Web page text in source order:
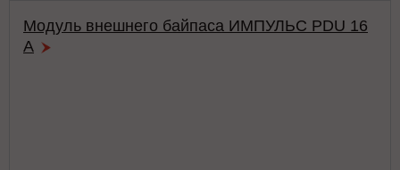
Модуль внешнего байпаса ИМПУЛЬС PDU 16
А